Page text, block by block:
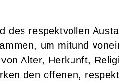
des respektvollen
um mitund
Alter, Herkunft,
den offenen,